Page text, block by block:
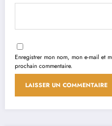
Enregistrer mon nom, mon e-mail et
prochain commentaire.